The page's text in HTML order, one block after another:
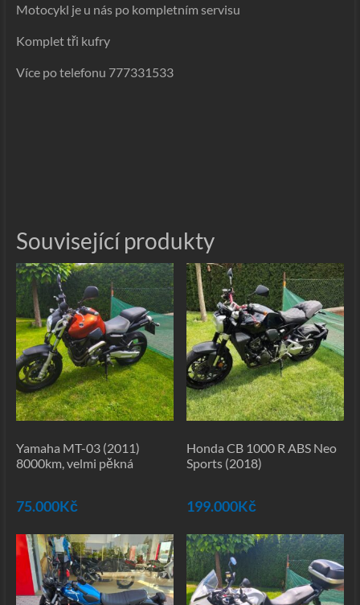
Motocykl je u nás po kompletním servisu
Komplet tři kufry
Více po telefonu 777331533
Související produkty
Yamaha MT-03 (2011)
8000km, velmi pěkná
75.000Kč
Honda CB 1000 R ABS Neo
Sports (2018)
199.000Kč